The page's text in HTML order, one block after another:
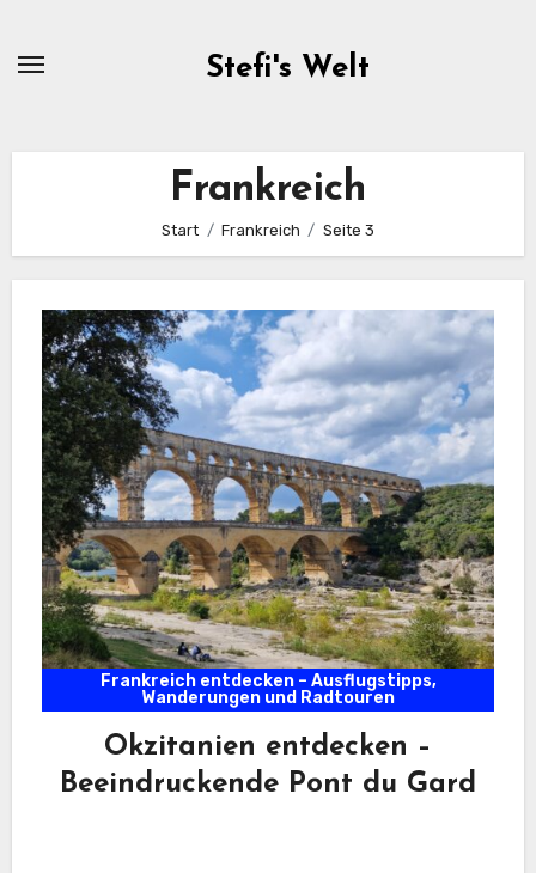
Stefi's Welt
Frankreich
Start Frankreich Seite 3
Frankreich entdecken – Ausflugstipps,
Wanderungen und Radtouren
Okzitanien entdecken –
Beeindruckende Pont du Gard